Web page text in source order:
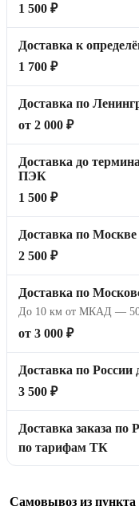
1 500 ₽
Доставка к
1 700 ₽
Доставка по
от 2 000 ₽
Доставка до
ПЭК
1 500 ₽
Доставка по Москве
2 500 ₽
Доставка по
До 10 км от МКАД —
от 3 000 ₽
Доставка по России
3 500 ₽
Доставка заказа по
по тарифам ТК
Самовывоз из